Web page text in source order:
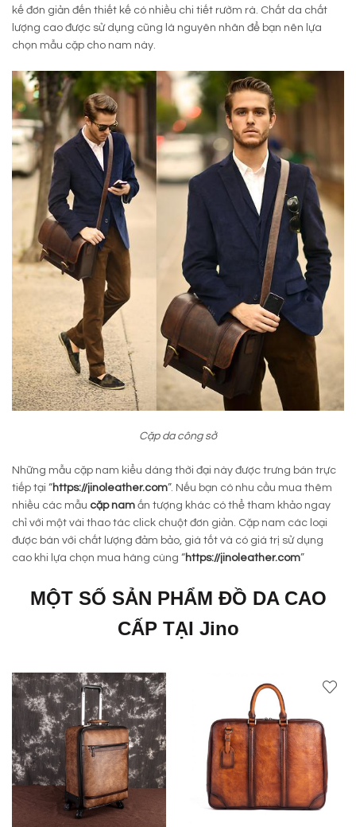
kế đơn giản đến thiết kế có nhiều chi tiết rườm rà. Chất da chất
lượng cao được sử dụng cũng là nguyên nhân để bạn nên lựa
chọn mẫu cặp cho nam này.
Cặp da công sở
Những mẫu cặp nam kiểu dáng thời đại này được trưng bán trực
tiếp tại “https://jinoleather.com”. Nếu bạn có nhu cầu mua thêm
nhiều các mẫu cặp nam ấn tượng khác có thể tham khảo ngay
chỉ với một vài thao tác click chuột đơn giản. Cặp nam các loại
được bán với chất lượng đảm bảo, giá tốt và có giá trị sử dụng
cao khi lựa chọn mua hàng cùng “https://jinoleather.com”
MỘT SỐ SẢN PHẨM ĐỒ DACAO
CẤP TẠI Jino